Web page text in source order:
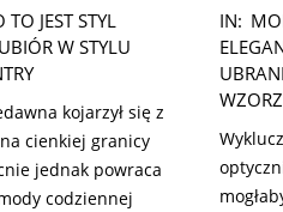
TO JEST STYL
UBIÓR W STYLU
kojarzył się z
cienkiej granicy
jednak powraca
codziennej
2025-
08-
01
IN: